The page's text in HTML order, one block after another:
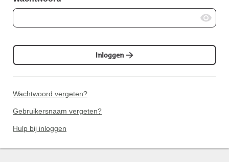
Inloggen
Wachtwoord vergeten?
Gebruikersnaam vergeten?
Hulp bij inloggen